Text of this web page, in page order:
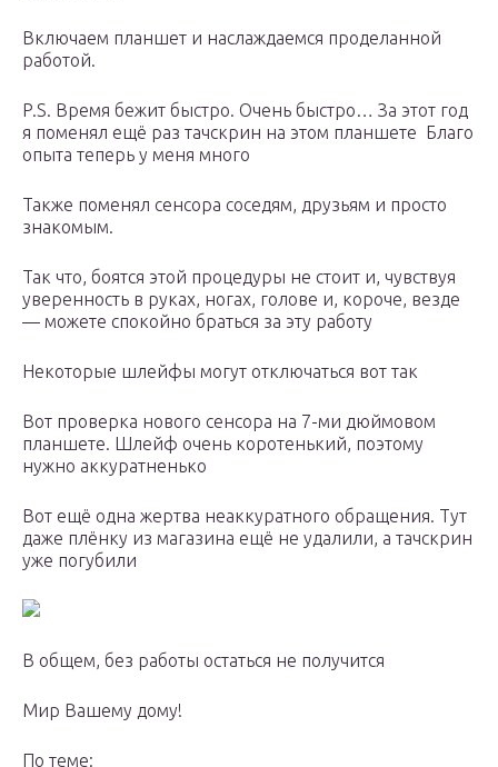
Включаем планшет и наслаждаемся проделанной
работой.
P.S. Время бежит быстро. Очень быстро… За этот год
я поменял ещё раз тачскрин на этом планшете Благо
опыта теперь у меня много
Также поменял сенсора соседям, друзьям и просто
знакомым.
Так что, боятся этой процедуры не стоит и, чувствуя
уверенность в руках, ногах, голове и, короче, везде
— можете спокойно браться за эту работу
Некоторые шлейфы могут отключаться вот так
Вот проверка нового сенсора на 7-ми дюймовом
планшете. Шлейф очень коротенький, поэтому
нужно аккуратненько
Вот ещё одна жертва неаккуратного обращения. Тут
даже плёнку из магазина ещё не удалили, а тачскрин
уже погубили
В общем, без работы остаться не получится
Мир Вашему дому!
По теме: